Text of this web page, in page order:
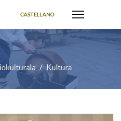
CASTELLANO
Kultura